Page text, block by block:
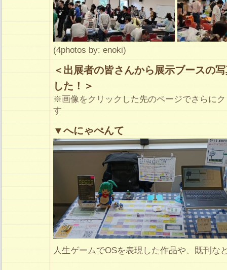
(4photos by: enoki)
＜出展者の皆さんから展示ブースの
した！＞
※画像をクリックした先のページでさらに
す
▼へにゃぺんて
人生ゲームでOSを表現した作品や、既刊な